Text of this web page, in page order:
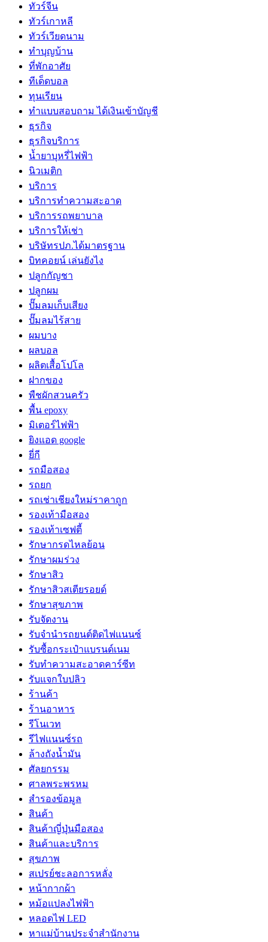
ทัวร์จีน
ทัวร์เกาหลี
ทัวร์เวียดนาม
ทำบุญบ้าน
ที่พักอาศัย
ทีเด็ดบอล
ทุนเรียน
ทําแบบสอบถาม ได้เงินเข้าบัญชี
ธุรกิจ
ธุรกิจบริการ
น้ำยาบุหรี่ไฟฟ้า
นิวเมติก
บริการ
บริการทำความสะอาด
บริการรถพยาบาล
บริการให้เช่า
บริษัทรปภ.ได้มาตรฐาน
บิทคอยน์ เล่นยังไง
ปลูกกัญชา
ปลูกผม
ปั๊มลมเก็บเสียง
ปั๊มลมไร้สาย
ผมบาง
ผลบอล
ผลิตเสื้อโปโล
ฝากของ
พืชผักสวนครัว
พื้น epoxy
มิเตอร์ไฟฟ้า
ยิงแอด google
ยี่กี
รถมือสอง
รถยก
รถเช่าเชียงใหม่ราคาถูก
รองเท้ามือสอง
รองเท้าเซฟตี้
รักษากรดไหลย้อน
รักษาผมร่วง
รักษาสิว
รักษาสิวสเตียรอยด์
รักษาสุขภาพ
รับจัดงาน
รับจํานํารถยนต์ติดไฟแนนซ์
รับซื้อกระเป๋าแบรนด์เนม
รับทำความสะอาดคาร์ซีท
รับแจกใบปลิว
ร้านค้า
ร้านอาหาร
รีโนเวท
รีไฟแนนซ์รถ
ล้างถังน้ำมัน
ศัลยกรรม
ศาลพระพรหม
สำรองข้อมูล
สินค้า
สินค้าญี่ปุ่นมือสอง
สินค้าและบริการ
สุขภาพ
สเปรย์ชะลอการหลั่ง
หน้ากากผ้า
หม้อแปลงไฟฟ้า
หลอดไฟ LED
หาแม่บ้านประจำสำนักงาน